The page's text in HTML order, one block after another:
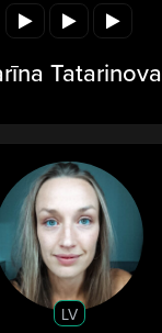
Tatarinova
LV